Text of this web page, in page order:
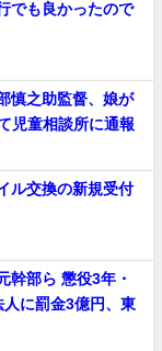
でも良かったので
慎之助監督、娘が
児童相談所に通報
ル交換の新規受付
幹部ら 懲役3年・
に罰金3億円、東